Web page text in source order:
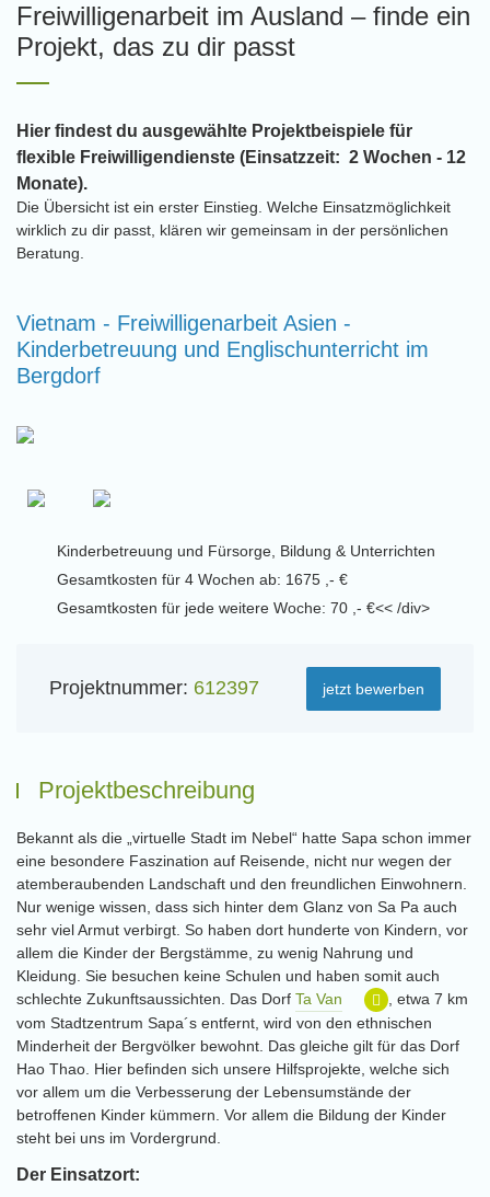
Freiwilligenarbeit im Ausland – finde ein
Projekt, das zu dir passt
Hier findest du ausgewählte Projektbeispiele für
flexible Freiwilligendienste (Einsatzzeit: 2 Wochen - 12
Monate).
Die Übersicht ist ein erster Einstieg. Welche Einsatzmöglichkeit
wirklich zu dir passt, klären wir gemeinsam in der persönlichen
Beratung.
Vietnam - Freiwilligenarbeit Asien -
Kinderbetreuung und Englischunterricht im
Bergdorf
Kinderbetreuung und Fürsorge, Bildung & Unterrichten
Gesamtkosten für 4 Wochen ab: 1675 ,- €
Gesamtkosten für jede weitere Woche: 70 ,- €<< /div>
Projektnummer: 612397 jetzt bewerben
Projektbeschreibung
Bekannt als die „virtuelle Stadt im Nebel“ hatte Sapa schon immer
eine besondere Faszination auf Reisende, nicht nur wegen der
atemberaubenden Landschaft und den freundlichen Einwohnern.
Nur wenige wissen, dass sich hinter dem Glanz von Sa Pa auch
sehr viel Armut verbirgt. So haben dort hunderte von Kindern, vor
allem die Kinder der Bergstämme, zu wenig Nahrung und
Kleidung. Sie besuchen keine Schulen und haben somit auch
schlechte Zukunftsaussichten. Das Dorf Ta Van
, etwa 7 km
vom Stadtzentrum Sapa´s entfernt, wird von den ethnischen
Minderheit der Bergvölker bewohnt. Das gleiche gilt für das Dorf
Hao Thao. Hier befinden sich unsere Hilfsprojekte, welche sich
vor allem um die Verbesserung der Lebensumstände der
betroffenen Kinder kümmern. Vor allem die Bildung der Kinder
steht bei uns im Vordergrund.
Der Einsatzort: